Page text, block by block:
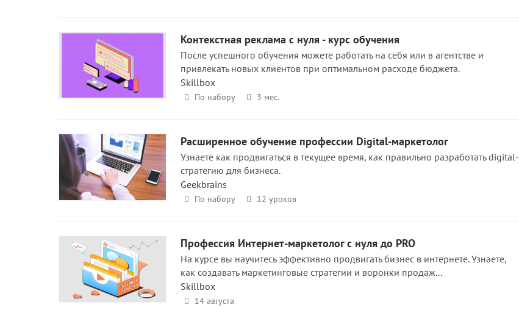
Контекстная реклама с нуля - курс обучения
После успешного обучения можете работать на себя или в агентстве и
привлекать новых клиентов при оптимальном расходе бюджета.
Skillbox
По набору 3 мес.
Расширенное обучение профессии Digital-маркетолог
Узнаете как продвигаться в текущее время, как правильно разработать digital-
стратегию для бизнеса.
Geekbrains
По набору 12 уроков
Профессия Интернет-маркетолог с нуля до PRO
На курсе вы научитесь эффективно продвигать бизнес в интернете. Узнаете,
как создавать маркетинговые стратегии и воронки продаж...
Skillbox
14 августа